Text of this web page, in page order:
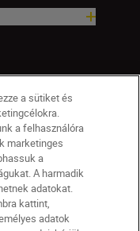
a sütiket és
a felhasználóra
marketinges
a
A harmadik
adatokat.
kattint,
adatok